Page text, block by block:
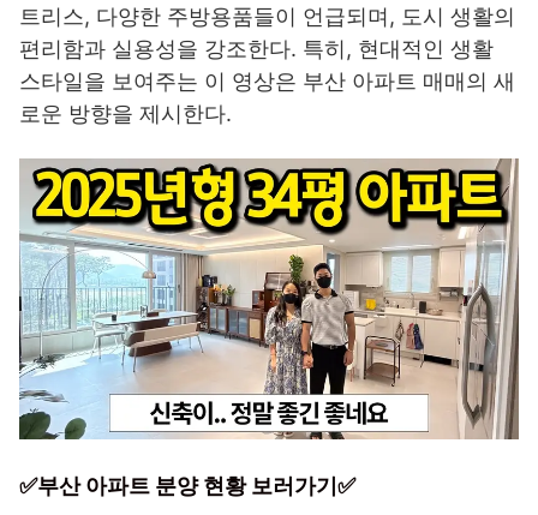
트리스, 다양한 주방용품들이 언급되며, 도시 생활의
편리함과 실용성을 강조한다. 특히, 현대적인 생활
스타일을 보여주는 이 영상은 부산 아파트 매매의 새
로운 방향을 제시한다.
✅부산 아파트 분양 현황 보러가기✅